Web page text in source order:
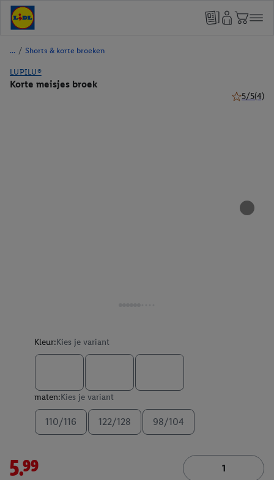
/ Shorts & korte broeken
LUPILU®
Korte meisjes broek
5/5(4)
Kleur:Kies je variant
maten:Kies je variant
110/116 122/128 98/104
5.99